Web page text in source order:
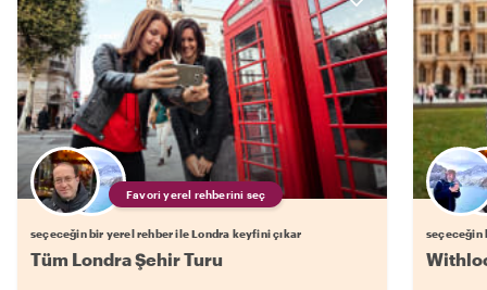
Favori yerel rehberini seç
seçeceğin bir yerel rehber ile Londra keyfini çıkar
Tüm Londra Şehir Turu
seçeceğin